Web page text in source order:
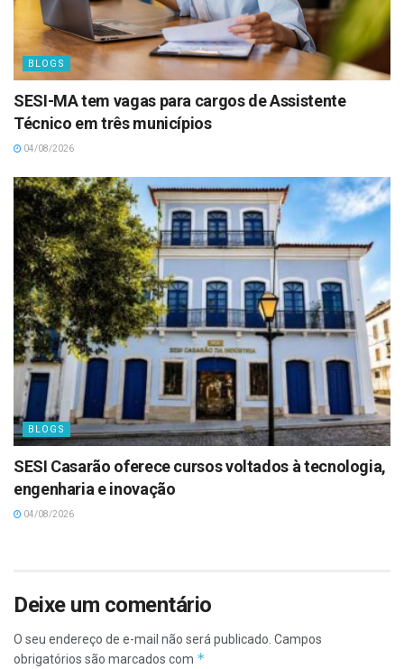
BLOGS
SESI-MA tem vagas para cargos de Assistente
Técnico em três municípios
04/08/2026
BLOGS
SESI Casarão oferece cursos voltados à tecnologia,
engenharia e inovação
04/08/2026
Deixe um comentário
O seu endereço de e-mail não será publicado. Campos
obrigatórios são marcados com *